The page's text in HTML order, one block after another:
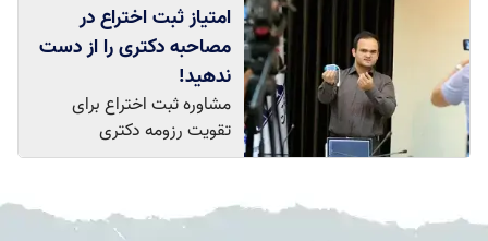
امتیاز ثبت اختراع در
مصاحبه دکتری را از دست
ندهید!
مشاوره ثبت اختراع برای
تقویت رزومه دکتری